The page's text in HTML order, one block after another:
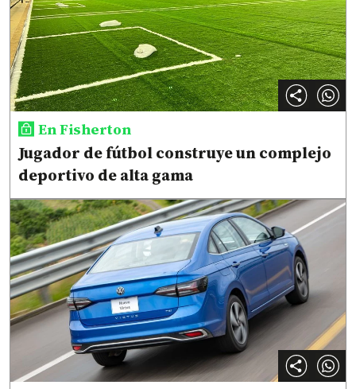
En Fisherton
Jugador de fútbol construye un complejo
deportivo de alta gama